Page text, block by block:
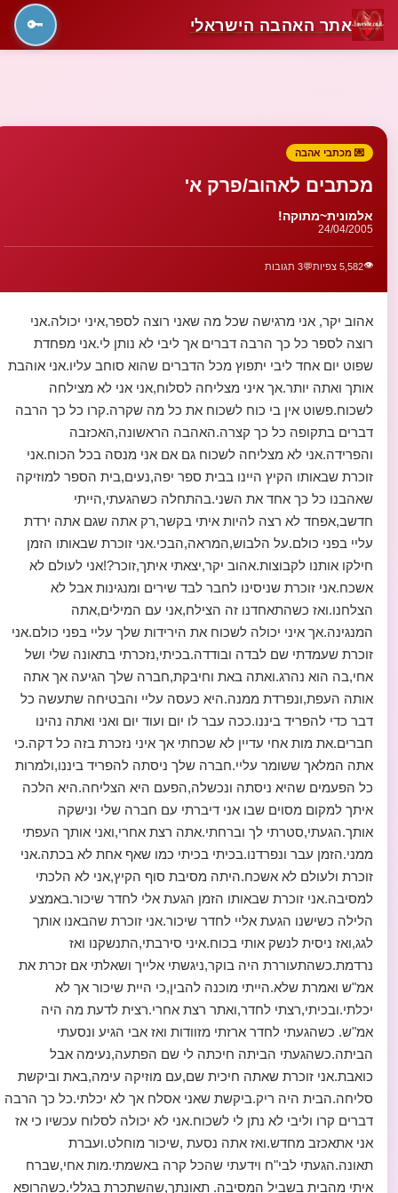
אתר האהבה הישראלי 🔑
💌 מכתבי אהבה
מכתבים לאהוב/פרק א'
אלמונית~מתוקה!
24/04/2005
👁️5,582 צפיות 💬3 תגובות
אהוב יקר, אני מרגישה שכל מה שאני רוצה לספר,איני יכולה.אני
רוצה לספר כל כך הרבה דברים אך ליבי לא נותן לי.אני מפחדת
שפוט יום אחד ליבי יתפוץ מכל הדברים שהוא סוחב עליו.אני אוהבת
אותך ואתה יותר.אך איני מצליחה לסלוח,אני אני לא מצילחה
לשכוח.פשוט אין בי כוח לשכוח את כל מה שקרה.קרו כל כך הרבה
דברים בתקופה כל כך קצרה.האהבה הראשונה,האכזבה
והפרידה.אני לא מצליחה לשכוח גם אם אני מנסה בכל הכוח.אני
זוכרת שבאותו הקיץ היינו בבית ספר יפה,נעים,בית הספר למוזיקה
שאהבנו כל כך אחד את השני.בהתחלה כשהגעתי,הייתי
חדשב,אפחד לא רצה להיות איתי בקשר,רק אתה שגם אתה ירדת
עליי בפני כולם.על הלבוש,המראה,הבכי.אני זוכרת שבאותו הזמן
חילקו אותנו לקבוצות.אהוב יקר,יצאתי איתך,זוכר?!אני לעולם לא
אשכח.אני זוכרת שניסינו לחבר לבד שירים ומנגינות אבל לא
הצלחנו.ואז כשהתאחדנו זה הצילח,אני עם המילים,אתה
המנגינה.אך איני יכולה לשכוח את הירידות שלך עליי בפני כולם.אני
זוכרת שעמדתי שם לבדה ובודדה.בכיתי,נזכרתי בתאונה שלי ושל
אחי,בה הוא נהרג.ואתה באת וחיבקת,חברה שלך הגיעה אך אתה
אותה העפת,ונפרדת ממנה.היא כעסה עליי והבטיחה שתעשה כל
דבר כדי להפריד ביננו.ככה עבר לו יום ועוד יום ואני ואתה נהינו
חברים.את מות אחי עדיין לא שכחתי אך איני נזכרת בזה כל דקה.כי
אתה המלאך ששומר עליי.חברה שלך ניסתה להפריד ביננו,ולמרות
כל הפעמים שהיא ניסתה ונכשלה,הפעם היא הצליחה.היא הלכה
איתך למקום מסוים שבו אני דיברתי עם חברה שלי ונישקה
אותך.הגעתי,סטרתי לך וברחתי.אתה רצת אחרי,ואני אותך העפתי
ממני.הזמן עבר ונפרדנו.בכיתי בכיתי כמו שאף אחת לא בכתה.אני
זוכרת ולעולם לא אשכח.היתה מסיבת סוף הקיץ,אני לא הלכתי
למסיבה.אני זוכרת שבאותו הזמן הגעת אלי לחדר שיכור.באמצע
הלילה כשישנו הגעת אליי לחדר שיכור.אני זוכרת שהבאנו אותך
לגג,ואז ניסית לנשק אותי בכוח.איני סירבתי,התנשקנו ואז
נרדמת.כשהתעוררת היה בוקר,ניגשתי אלייך ושאלתי אם זכרת את
אמ"ש ואמרת שלא.הייתי מוכנה להבין,כי היית שיכור אך לא
יכלתי.ובכיתי,רצתי לחדר,ואתר רצת אחרי.רצית לדעת מה היה
אמ"ש. כשהגעתי לחדר ארזתי מזוודות ואז אבי הגיע ונסעתי
הביתה.כשהגעתי הביתה חיכתה לי שם הפתעה,נעימה אבל
כואבת.אני זוכרת שאתה חיכית שם,עם מוזיקה עימה,באת וביקשת
סליחה.הבית היה ריק.ביקשת שאני אסלח אך לא יכלתי.כל כך הרבה
דברים קרו וליבי לא נתן לי לשכוח.אני לא יכולה לסלוח עכשיו כי אז
אני אתאכזב מחדש.ואז אתה נסעת ,שיכור מוחלט.ועברת
תאונה.הגעתי לבי"ח וידעתי שהכל קרה באשמתי.מות אחי,שברח
איתי מהבית בשביל המסיבה. תאונתך,שהשתכרת בגללי.כשהרופא